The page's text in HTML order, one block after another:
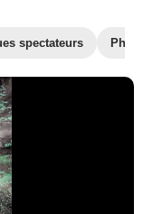
spectateurs